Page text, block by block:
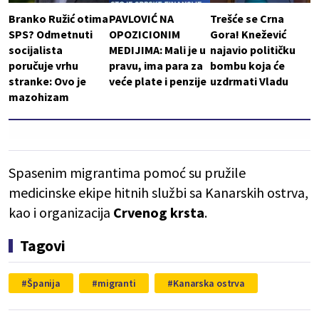
Branko Ružić otima
SPS? Odmetnuti
socijalista
poručuje vrhu
stranke: Ovo je
mazohizam
PAVLOVIĆ NA
OPOZICIONIM
MEDIJIMA: Mali je u
pravu, ima para za
veće plate i penzije
Trešće se Crna
Gora! Knežević
najavio političku
bombu koja će
uzdrmati Vladu
Spasenim migrantima pomoć su pružile
medicinske ekipe hitnih službi sa Kanarskih ostrva,
kao i organizacija Crvenog krsta.
Tagovi
Španija migranti Kanarska ostrva